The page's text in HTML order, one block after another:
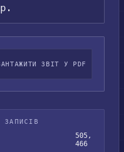
ЗВІТ У PDF
ЗАПИСІВ
505,
466